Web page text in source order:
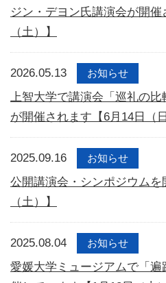
ジン・デヨン氏講演会が開催
（土）】
2026.05.13 お知らせ
上智大学で講演会「巡礼の
が開催されます【6月14日（日
2025.09.16 お知らせ
公開講演会・シンポジウムを
（土）】
2025.08.04 お知らせ
愛媛大学ミュージアムで「